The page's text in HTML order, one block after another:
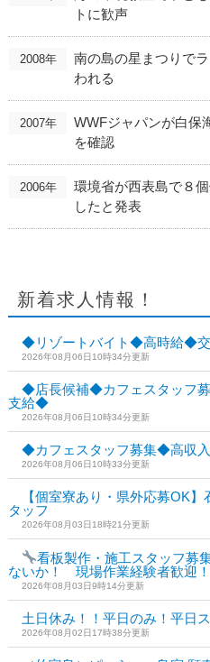
トに歓声
2008年
南の島の星まつりで
われる
2007年
WWFジャパンが白保
を確認
2006年
環境省が西表島で８
したと発表
新着求人情報！
◆リゾートバイト◆高時給◆
2026年08月06日10時34分更新
◆店長候補◆カフェスタッフ
支給◆
2026年08月06日10時34分更新
◆カフェスタッフ募集◆高収
2026年08月06日10時33分更新
【個室寮あり・県外応募OK
タッフ
2026年08月03日18時21分更新
看板製作・施工スタッフ募
ないか！ 現場作業経験者歓迎！
2026年08月03日9時14分更新
土日休み！！平日のみ！平日
2026年08月02日17時38分更新